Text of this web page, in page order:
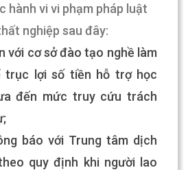
hành vi vi phạm pháp luật
nghiệp sau đây:
với cơ sở đào tạo nghề làm
trục lợi số tiền hỗ trợ học
đến mức truy cứu trách
;
báo với Trung tâm dịch
quy định khi người lao